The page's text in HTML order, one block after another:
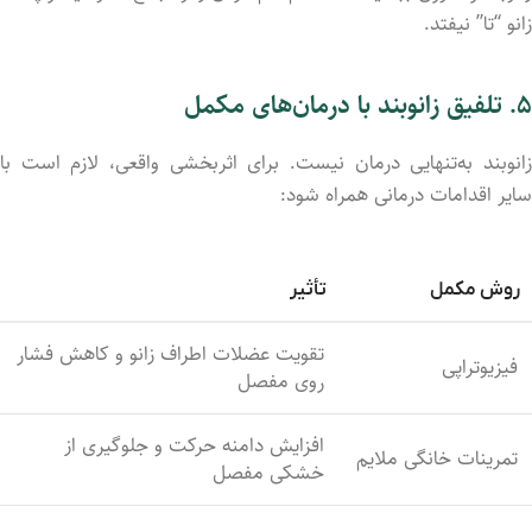
زانو “تا” نیفتد.
۵. تلفیق زانوبند با درمان‌های مکمل
زانوبند به‌تنهایی درمان نیست. برای اثربخشی واقعی، لازم است با
سایر اقدامات درمانی همراه شود:
روش مکمل تأثیر
فیزیوتراپی
تقویت عضلات اطراف زانو و کاهش فشار
روی مفصل
تمرینات خانگی ملایم
افزایش دامنه حرکت و جلوگیری از
خشکی مفصل